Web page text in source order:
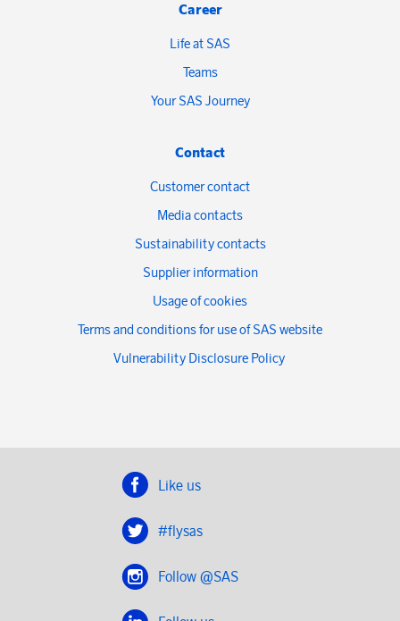
Career
Life at SAS
Teams
Your SAS Journey
Contact
Customer contact
Media contacts
Sustainability contacts
Supplier information
Usage of cookies
Terms and conditions for use of SAS website
Vulnerability Disclosure Policy
Like us
#flysas
Follow @SAS